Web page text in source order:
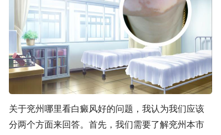
关于兖州哪里看白癜风好的问题，我认为我们应该
分两个方面来回答。首先，我们需要了解兖州本市